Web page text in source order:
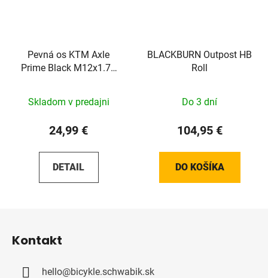
Pevná os KTM Axle
Prime Black M12x1.75
Skladom v predajni
24,99 €
DETAIL
BLACKBURN Outpost HB
Roll
Do 3 dní
104,95 €
DO KOŠÍKA
Kontakt
hello@bicykle.schwabik.sk